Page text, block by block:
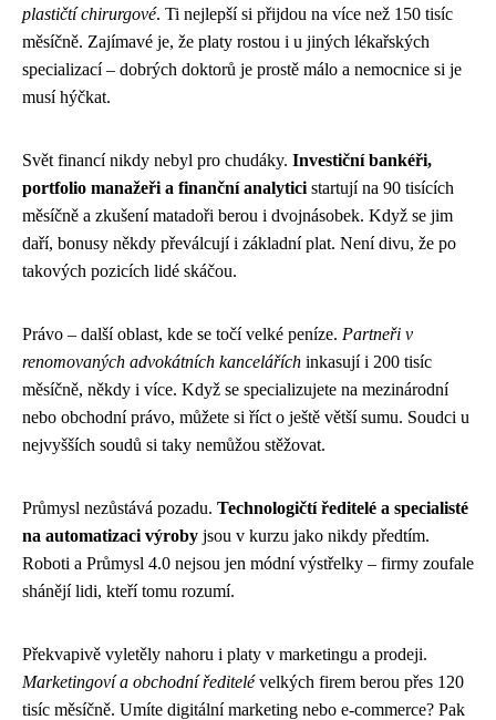
plastičtí chirurgové. Ti nejlepší si přijdou na více než 150 tisíc
měsíčně. Zajímavé je, že platy rostou i u jiných lékařských
specializací – dobrých doktorů je prostě málo a nemocnice si je
musí hýčkat.
Svět financí nikdy nebyl pro chudáky. Investiční bankéři,
portfolio manažeři a finanční analytici startují na 90 tisících
měsíčně a zkušení matadoři berou i dvojnásobek. Když se jim
daří, bonusy někdy převálcují i základní plat. Není divu, že po
takových pozicích lidé skáčou.
Právo – další oblast, kde se točí velké peníze. Partneři v
renomovaných advokátních kancelářích inkasují i 200 tisíc
měsíčně, někdy i více. Když se specializujete na mezinárodní
nebo obchodní právo, můžete si říct o ještě větší sumu. Soudci u
nejvyšších soudů si taky nemůžou stěžovat.
Průmysl nezůstává pozadu. Technologičtí ředitelé a specialisté
na automatizaci výroby jsou v kurzu jako nikdy předtím.
Roboti a Průmysl 4.0 nejsou jen módní výstřelky – firmy zoufale
shánějí lidi, kteří tomu rozumí.
Překvapivě vyletěly nahoru i platy v marketingu a prodeji.
Marketingoví a obchodní ředitelévelkých firem berou přes 120
tisíc měsíčně. Umíte digitální marketing nebo e-commerce? Pak